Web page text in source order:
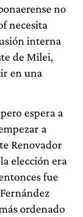
no
necesita
interna
de Milei,
en una
espera a
a
Renovador
elección era
fue
ordenado